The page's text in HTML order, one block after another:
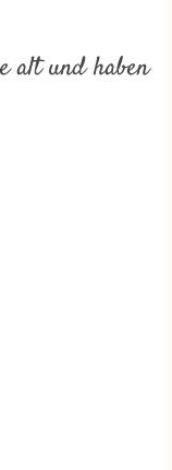
alt und haben